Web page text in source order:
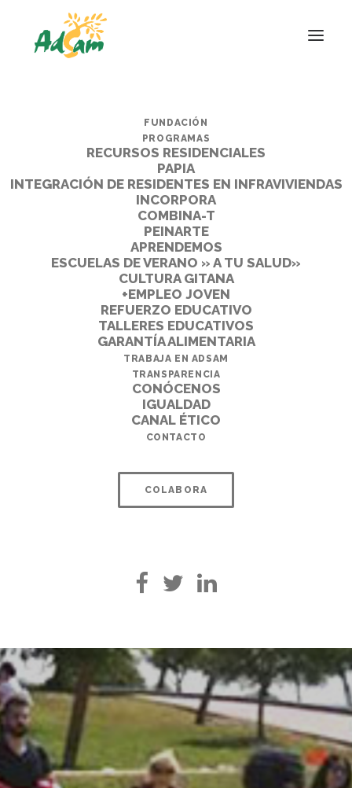
FUNDACIÓN
PROGRAMAS
RECURSOS RESIDENCIALES
PAPIA
INTEGRACIÓN DE RESIDENTES EN INFRAVIVIENDAS
INCORPORA
COMBINA-T
PEINARTE
APRENDEMOS
ESCUELAS DE VERANO » A TU SALUD»
CULTURA GITANA
+EMPLEO JOVEN
REFUERZO EDUCATIVO
TALLERES EDUCATIVOS
GARANTÍA ALIMENTARIA
TRABAJA EN ADSAM
TRANSPARENCIA
CONÓCENOS
IGUALDAD
CANAL ÉTICO
CONTACTO
COLABORA